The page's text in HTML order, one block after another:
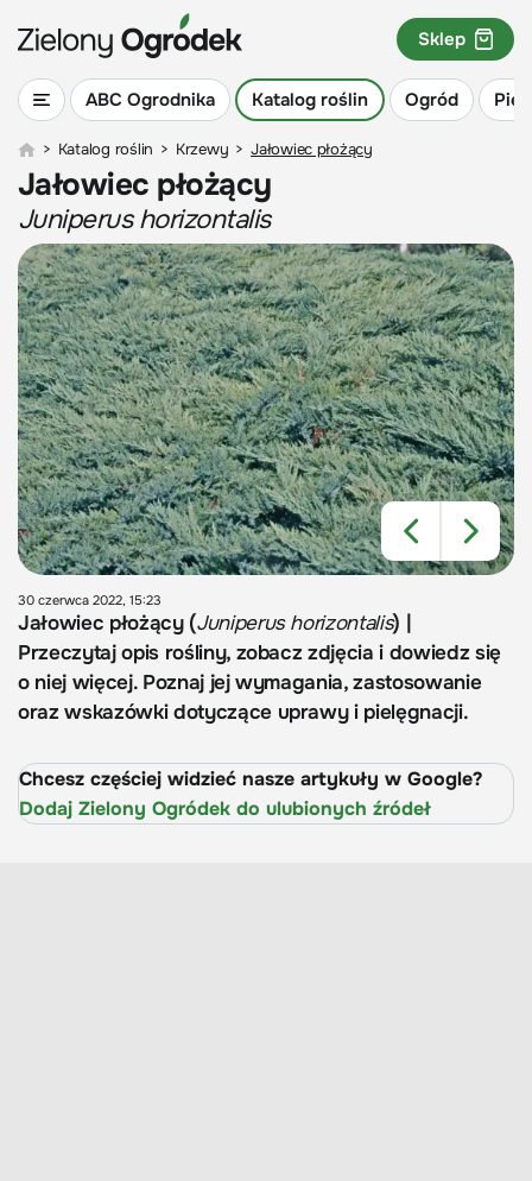
ABC Ogrodnika Katalog roślin Ogród
Sklep
> Katalog roślin > Krzewy > Jałowiec płożący
Jałowiec płożący
Juniperus horizontalis
30 czerwca 2022, 15:23
Jałowiec płożący (Juniperus horizontalis) |
Przeczytaj opis rośliny, zobacz zdjęcia i dowiedz się
o niej więcej. Poznaj jej wymagania, zastosowanie
oraz wskazówki dotyczące uprawy i pielęgnacji.
Chcesz częściej widzieć nasze artykuły w Google?
Dodaj Zielony Ogródek do ulubionych źródeł